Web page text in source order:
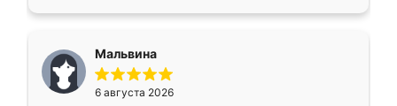
меньше, здесь же он более разнообразный.
Мне нравится ,если что-то потребуется из
мебели буду заказывать только здесь.
Мальвина
6 августа 2026